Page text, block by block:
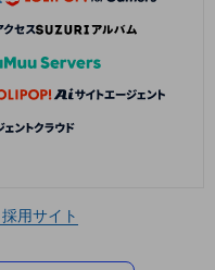
採用サイト